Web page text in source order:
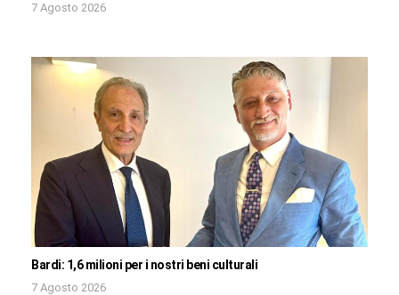
7 Agosto 2026
Bardi: 1,6 milioni per i nostri beni culturali
7 Agosto 2026